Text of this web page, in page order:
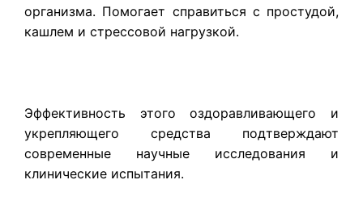
организма. Помогает справиться с простудой,
кашлем и стрессовой нагрузкой.
Эффективность этого оздоравливающего и
укрепляющего средства подтверждают
современные научные исследования и
клинические испытания.